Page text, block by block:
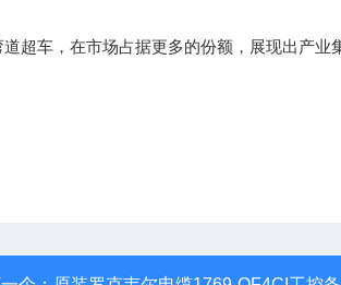
车，在市场占据更多的份额，展现出产业